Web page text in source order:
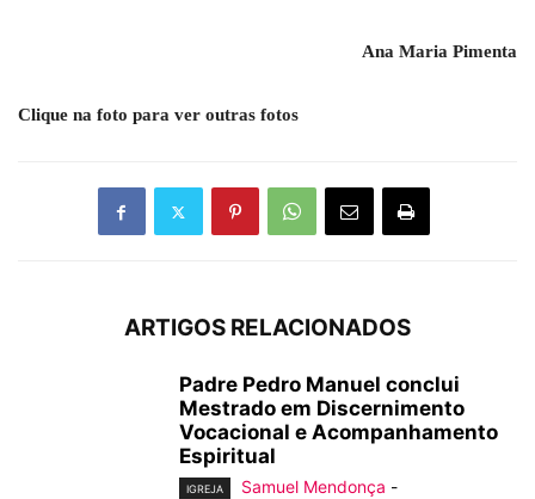
Ana Maria Pimenta
Clique na foto para ver outras fotos
ARTIGOS RELACIONADOS
Padre Pedro Manuel conclui
Mestrado em Discernimento
Vocacional e Acompanhamento
Espiritual
IGREJA Samuel Mendonça -